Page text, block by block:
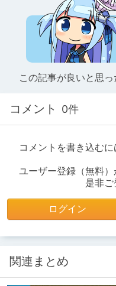
この記事が良いと思
コメント 0件
コメントを書き込む
ユーザー登録（無料
是非ご
ログイン
関連まとめ